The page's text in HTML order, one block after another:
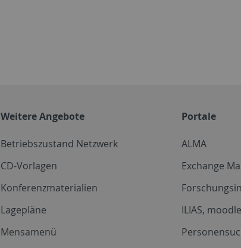
Weitere Angebote
Betriebszustand Netzwerk
CD-Vorlagen
Konferenzmaterialien
Lagepläne
Mensamenü
Portale
ALMA
Exchange
ILIAS, moodle